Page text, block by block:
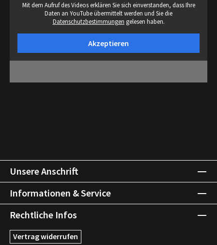
Mit dem Aufruf des Videos erklären Sie sich einverstanden, dass Ihre
Daten an YouTube übermittelt werden und Sie die
Datenschutzbestimmungen gelesen haben.
Akzeptieren
Unsere Anschrift
Informationen & Service
Rechtliche Infos
Vertrag widerrufen